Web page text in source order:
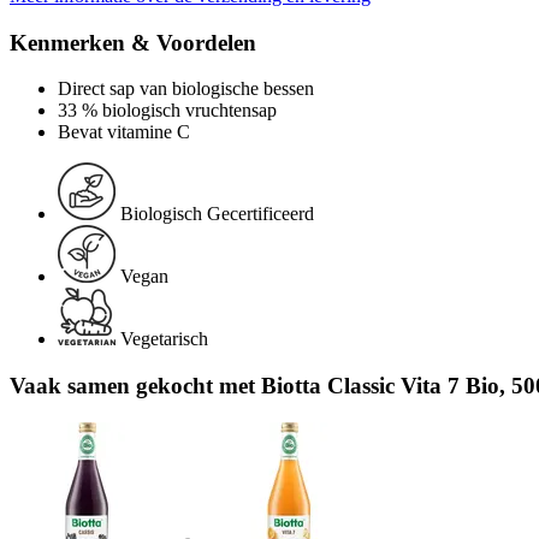
Kenmerken & Voordelen
Direct sap van biologische bessen
33 % biologisch vruchtensap
Bevat vitamine C
Biologisch Gecertificeerd
Vegan
Vegetarisch
Vaak samen gekocht met Biotta Classic Vita 7 Bio,